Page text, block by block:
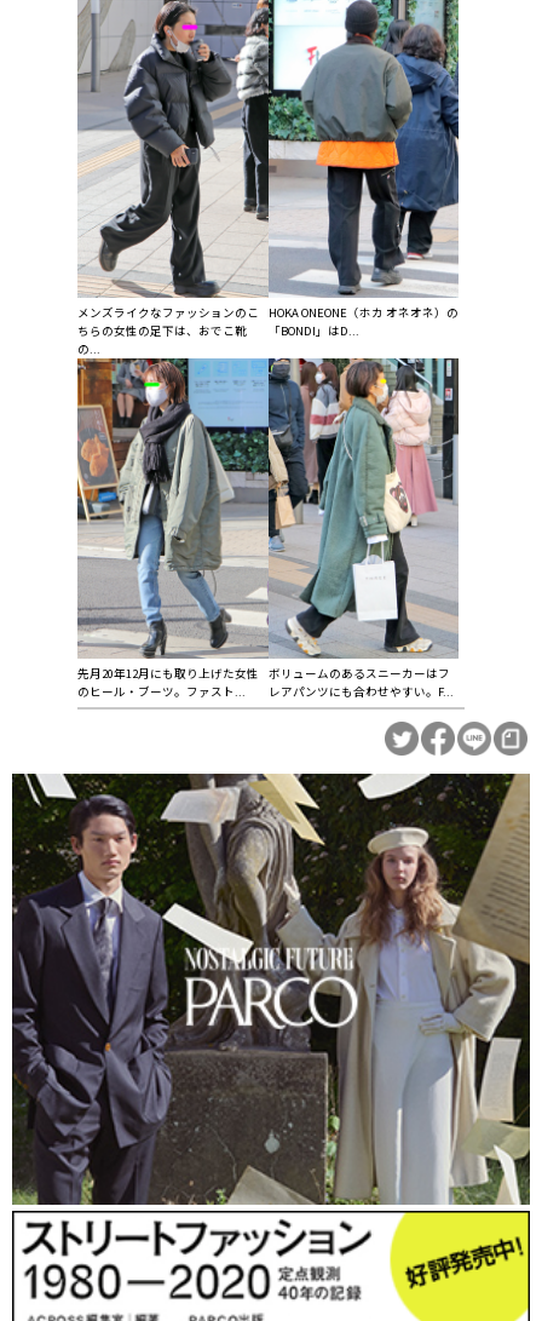
メンズライクなファッションのこ
ちらの女性の足下は、おでこ靴
の...
HOKA ONEONE（ホカ オネオネ）の
「BONDI」はD...
先月20年12月にも取り上げた女性
のヒール・ブーツ。ファスト...
ボリュームのあるスニーカーはフ
レアパンツにも合わせやすい。F...